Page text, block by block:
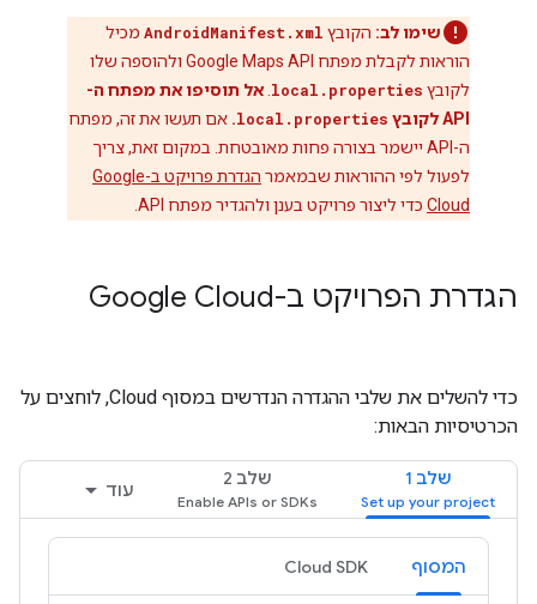
שימו לב: הקובץ AndroidManifest.xml מכיל
הוראות לקבלת מפתח Google Maps API ולהוספה שלו
לקובץ local.properties אל תוסיפו את מפתח ה-
API לקובץ
local.properties
. אם תעשו את זה, מפתח
ה-API יישמר בצורה פחות מאובטחת. במקום זאת, צריך
לפעול לפי ההוראות שבמאמר
הגדרת פרויקט ב-Google
Cloud כדי ליצור פרויקט בענן ולהגדיר מפתח API.
הגדרת הפרויקט ב-Google Cloud
כדי להשלים את שלבי ההגדרה הנדרשים במסוף Cloud, לוחצים על
הכרטיסיות הבאות:
שלב 1 שלב 2
עוד
המסוף Cloud SDK